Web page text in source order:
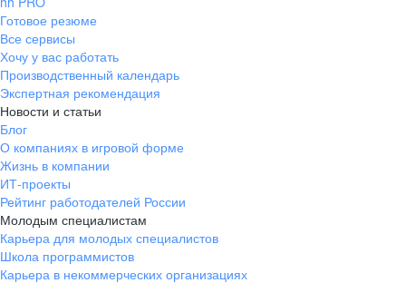
Готовое резюме
Все сервисы
Хочу у вас работать
Производственный календарь
Экспертная рекомендация
Новости и статьи
Блог
О компаниях в игровой форме
Жизнь в компании
ИТ-проекты
Рейтинг работодателей России
Молодым специалистам
Карьера для молодых специалистов
Школа программистов
Карьера в некоммерческих организациях